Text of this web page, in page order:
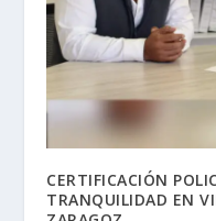
CERTIFICACIÓN
TRANQUILIDAD EN